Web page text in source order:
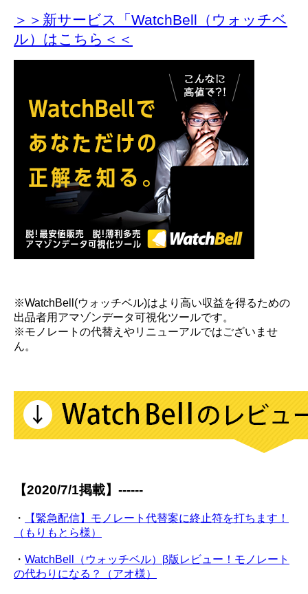
＞＞新サービス「WatchBell（ウォッチベ
ル）はこちら＜＜
※WatchBell(ウォッチベル)はより高い収益を得るための
出品者用アマゾンデータ可視化ツールです。
※モノレートの代替えやリニューアルではございませ
ん。
【2020/7/1掲載】------
・
【緊急配信】モノレート代替案に終止符を打ちます！
（もりもとら様）
・ WatchBell（ウォッチベル）β版レビュー！モノレート
の代わりになる？（アオ様）